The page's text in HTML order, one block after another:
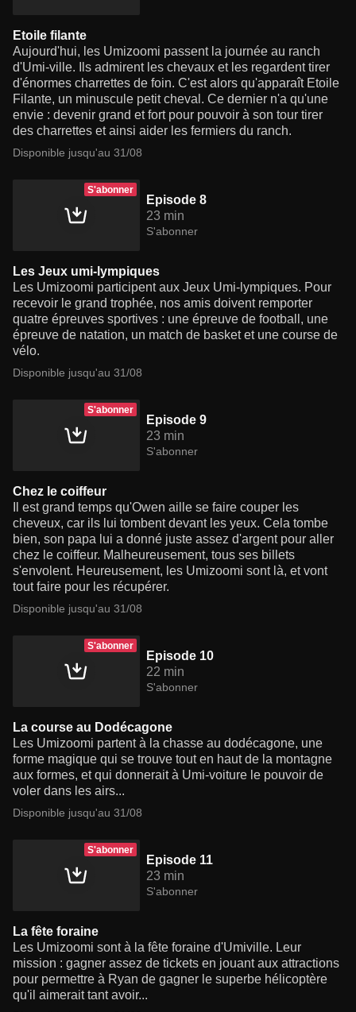
Etoile filante
Aujourd'hui, les Umizoomi passent la journée au ranch
d'Umi-ville. Ils admirent les chevaux et les regardent tirer
d'énormes charrettes de foin. C'est alors qu'apparaît Etoile
Filante, un minuscule petit cheval. Ce dernier n'a qu'une
envie : devenir grand et fort pour pouvoir à son tour tirer
des charrettes et ainsi aider les fermiers du ranch.
Disponible jusqu'au 31/08
S'abonner
Episode 8
23 min
S'abonner
Les Jeux umi-lympiques
Les Umizoomi participent aux Jeux Umi-lympiques. Pour
recevoir le grand trophée, nos amis doivent remporter
quatre épreuves sportives : une épreuve de football, une
épreuve de natation, un match de basket et une course de
vélo.
Disponible jusqu'au 31/08
S'abonner
Episode 9
23 min
S'abonner
Chez le coiffeur
Il est grand temps qu'Owen aille se faire couper les
cheveux, car ils lui tombent devant les yeux. Cela tombe
bien, son papa lui a donné juste assez d'argent pour aller
chez le coiffeur. Malheureusement, tous ses billets
s'envolent. Heureusement, les Umizoomi sont là, et vont
tout faire pour les récupérer.
Disponible jusqu'au 31/08
S'abonner
Episode 10
22 min
S'abonner
La course au Dodécagone
Les Umizoomi partent à la chasse au dodécagone, une
forme magique qui se trouve tout en haut de la montagne
aux formes, et qui donnerait à Umi-voiture le pouvoir de
voler dans les airs...
Disponible jusqu'au 31/08
S'abonner
Episode 11
23 min
S'abonner
La fête foraine
Les Umizoomi sont à la fête foraine d'Umiville. Leur
mission : gagner assez de tickets en jouant aux attractions
pour permettre à Ryan de gagner le superbe hélicoptère
qu'il aimerait tant avoir...